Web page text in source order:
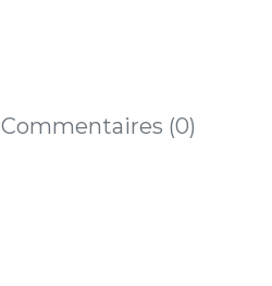
Commentaires (0)